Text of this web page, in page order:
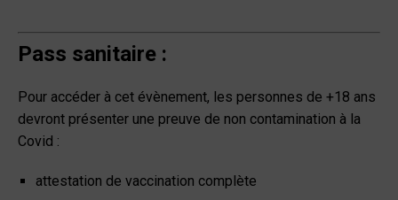
Pass sanitaire :
Pour accéder à cet évènement, les personnes de +18 ans
devront présenter une preuve de non contamination à la
Covid :
attestation de vaccination complète